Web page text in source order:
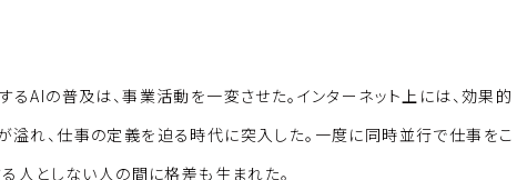
AIの普及は、事業活動を一変させた。インターネット上には、効果的
溢れ、仕事の定義を迫る時代に突入した。一度に同時並行で仕事をこ
人としない人の間に格差も生まれた。